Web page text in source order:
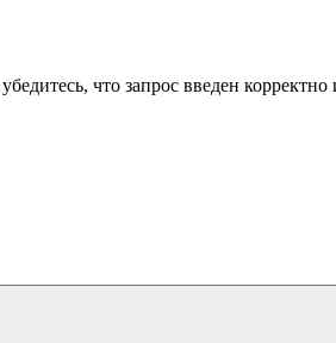
что запрос введен корректно